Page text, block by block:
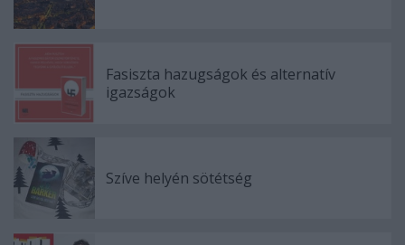
Fasiszta hazugságok és alternatív
igazságok
Szíve helyén sötétség